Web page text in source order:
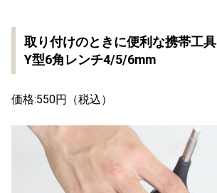
取り付けのときに便利な携帯工具
Y型6角レンチ4/5/6mm
価格:550円（税込）